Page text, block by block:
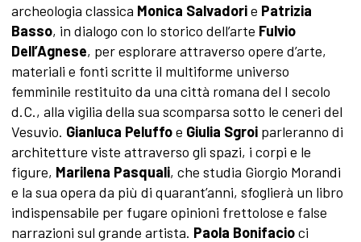
archeologia classica Monica Salvadorie Patrizia
Basso, in dialogo con lo storico dell’arte Fulvio
Dell’Agnese, per esplorare attraverso opere d’arte,
materiali e fonti scritte il multiforme universo
femminile restituito da una città romana del I secolo
d.C., alla vigilia della sua scomparsa sotto le ceneri del
Vesuvio. Gianluca Peluffoe Giulia Sgroiparleranno di
architetture viste attraverso gli spazi, i corpi e le
figure, Marilena Pasquali, che studia Giorgio Morandi
e la sua opera da più di quarant’anni, sfoglierà un libro
indispensabile per fugare opinioni frettolose e false
narrazioni sul grande artista. Paola Bonifacioci